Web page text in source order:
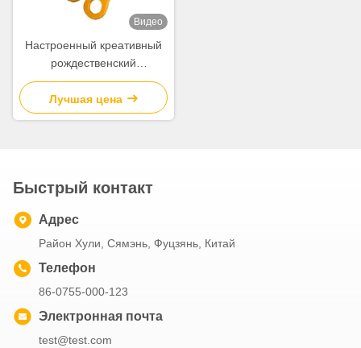
Видео
Настроенный креативный
рождественский
подарочный пакет из
бумажной бумаги с вашим
логотипом для
Лучшая цена
Быстрый контакт
Адрес
Район Хули, Сямэнь, Фуцзянь, Китай
Телефон
86-0755-000-123
Электронная почта
test@test.com